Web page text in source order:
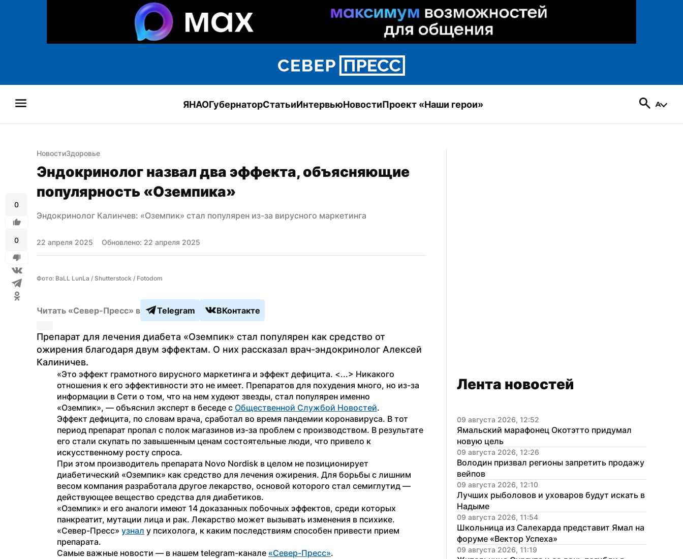
ЯНАОГубернаторСтатьиИнтервьюНовостиПроект «Наши герои»
0
0
НовостиЗдоровье
Эндокринолог назвал два эффекта, объясняющие
популярность «Оземпика»
Эндокринолог Калинчев: «Оземпик» стал популярен из-за вирусного маркетинга
22 апреля 2025 Обновлено: 22 апреля 2025
Фото: BaLL LunLa / Shutterstock / Fotodom
Читать «Север-Пресс» в Telegram ВКонтакте
Препарат для лечения диабета «Оземпик» стал популярен как средство от
ожирения благодаря двум эффектам. О них рассказал врач-эндокринолог Алексей
Калиничев.
«Это эффект грамотного вирусного маркетинга и эффект дефицита. <...> Никакого
отношения к его эффективности это не имеет. Препаратов для похудения много, но из-за
информации в Сети о том, что на нем худеют звезды, стал популярен именно
«Оземпик», — объяснил эксперт в беседе с Общественной Службой Новостей.
Эффект дефицита, по словам врача, сработал во время пандемии коронавируса. В тот
период препарат пропал с полок магазинов из-за проблем с производством. В результате
его стали скупать по завышенным ценам состоятельные люди, что привело к
искусственному росту спроса.
При этом производитель препарата Novo Nordisk в целом не позиционирует
диабетический «Оземпик» как средство для лечения ожирения. Для борьбы с лишним
весом компания разработала другое лекарство, основой которого стал семиглутид —
действующее вещество средства для диабетиков.
«Оземпик» и его аналоги имеют 14 доказанных побочных эффектов, среди которых
панкреатит, мутации лица и рак. Лекарство может вызывать изменения в психике.
«Север-Пресс» узнал у психолога, к каким последствиям способен привести прием
препарата.
Самые важные новости — в нашем telegram-канале «Север-Пресс».
Лента новостей
09 августа 2026, 12:52
Ямальский марафонец Окотэтто придумал
новую цель
09 августа 2026, 12:26
Володин призвал регионы запретить продажу
вейпов
09 августа 2026, 12:10
Лучших рыболовов и уховаров будут искать в
Надыме
09 августа 2026, 11:54
Школьница из Салехарда представит Ямал на
форуме «Вектор Успеха»
09 августа 2026, 11:19